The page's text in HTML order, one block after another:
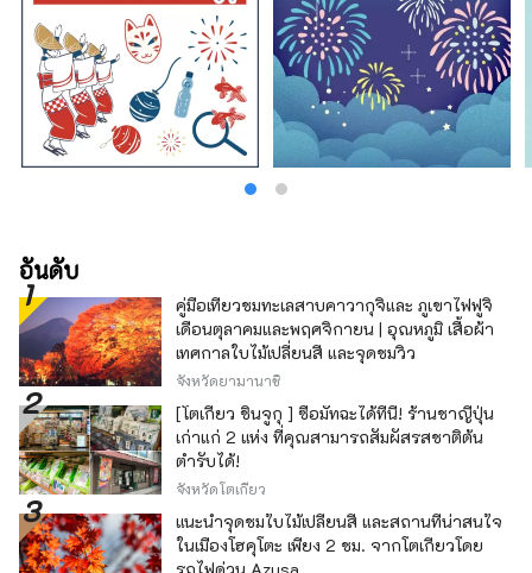
อันดับ
คู่มือเที่ยวชมทะเลสาบคาวากุจิและ ภูเขาไฟฟูจิ
เดือนตุลาคมและพฤศจิกายน | อุณหภูมิ เสื้อผ้า
เทศกาลใบไม้เปลี่ยนสี และจุดชมวิว
จังหวัดยามานาชิ
[โตเกียว ชินจูกุ ] ซื้อมัทฉะได้ที่นี่! ร้านชาญี่ปุ่น
เก่าแก่ 2 แห่ง ที่คุณสามารถสัมผัสรสชาติต้น
ตำรับได้!
จังหวัดโตเกียว
แนะนำจุดชมใบไม้เปลี่ยนสี และสถานที่น่าสนใจ
ในเมืองโฮคุโตะ เพียง 2 ชม. จากโตเกียวโดย